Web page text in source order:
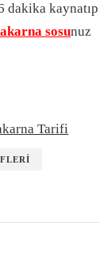
dakika kaynatıp
sosunuz
Tarifi